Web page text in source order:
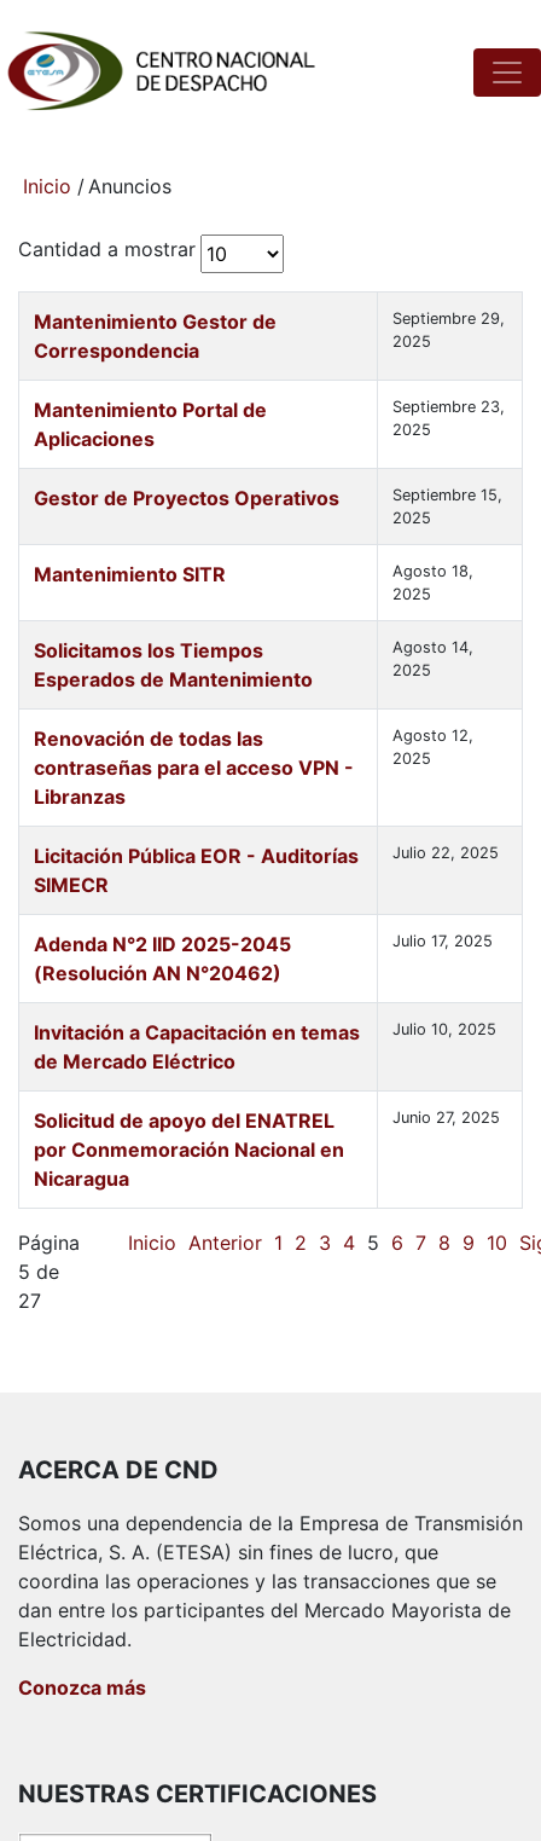
Inicio /Anuncios
Cantidad a mostrar
Mantenimiento Gestor de
Correspondencia
Septiembre 29,
2025
Mantenimiento Portal de
Aplicaciones
Septiembre 23,
2025
Gestor de Proyectos Operativos
Septiembre 15,
2025
Mantenimiento SITR
Agosto 18,
2025
Solicitamos los Tiempos
Esperados de Mantenimiento
Agosto 14,
2025
Renovación de todas las
contraseñas para el acceso VPN -
Libranzas
Agosto 12,
2025
Licitación Pública EOR - Auditorías
SIMECR
Julio 22, 2025
Adenda N°2 IID 2025-2045
(Resolución AN N°20462)
Julio 17, 2025
Invitación a Capacitación en temas
de Mercado Eléctrico
Julio 10, 2025
Solicitud de apoyo del ENATREL
por Conmemoración Nacional en
Nicaragua
Junio 27, 2025
Página
5 de
27
Inicio Anterior 1 2 3 4 5 6 7 8 9 10
ACERCA DE CND
Somos una dependencia de la Empresa de Transmisión
Eléctrica, S. A. (ETESA) sin fines de lucro, que
coordina las operaciones y las transacciones que se
dan entre los participantes del Mercado Mayorista de
Electricidad.
Conozca más
NUESTRAS CERTIFICACIONES